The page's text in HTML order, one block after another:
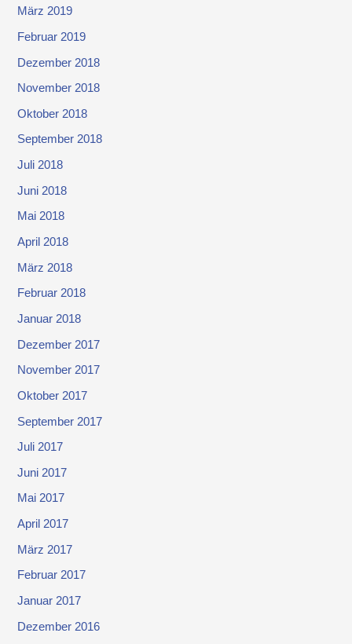
März 2019
Februar 2019
Dezember 2018
November 2018
Oktober 2018
September 2018
Juli 2018
Juni 2018
Mai 2018
April 2018
März 2018
Februar 2018
Januar 2018
Dezember 2017
November 2017
Oktober 2017
September 2017
Juli 2017
Juni 2017
Mai 2017
April 2017
März 2017
Februar 2017
Januar 2017
Dezember 2016